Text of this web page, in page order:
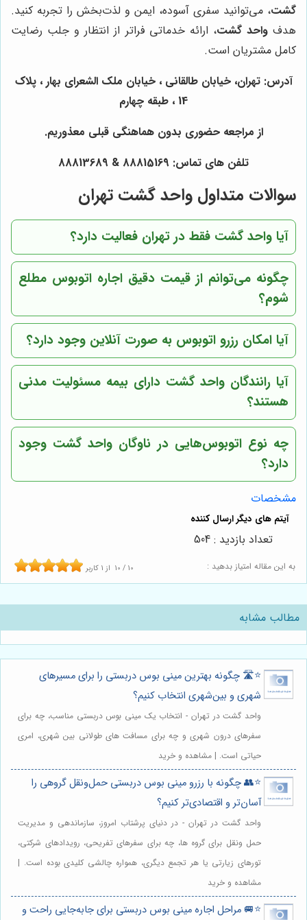
گشت، می‌توانید سفری آسوده، ایمن و لذت‌بخش را تجربه کنید.
هدفواحد گشت، ارائه خدماتی فراتر از انتظار و جلب رضایت
کامل مشتریان است.
آدرس: تهران، خیابان طالقانی ، خیابان ملک الشعرای بهار ، پلاک
14 ، طبقه چهارم
از مراجعه حضوری بدون هماهنگی قبلی معذوریم.
تلفن های تماس: 88815169 & 88813689
سوالات متداول واحد گشت تهران
آیا واحد گشت فقط در تهران فعالیت دارد؟
چگونه می‌توانم از قیمت دقیق اجاره اتوبوس مطلع
شوم؟
آیا امکان رزرو اتوبوس به صورت آنلاین وجود دارد؟
آیا رانندگان واحد گشت دارای بیمه مسئولیت مدنی
هستند؟
چه نوع اتوبوس‌هایی در ناوگان واحد گشت وجود
دارد؟
مشخصات
به این مقاله امتیاز بدهید : 10 / 10 از 1 کاربر
تعداد بازدید : 504
مطالب مشابه
⭐️🛣️ چگونه بهترین مینی بوس دربستی را برای مسیرهای
شهری و بین‌شهری انتخاب کنیم؟
واحد گشت در تهران - انتخاب یک مینی بوس دربستی مناسب، چه برای
سفرهای درون شهری و چه برای مسافت های طولانی بین شهری، امری
حیاتی است. | مشاهده و خرید
⭐️👥 چگونه با رزرو مینی بوس دربستی حمل‌ونقل گروهی را
آسان‌تر و اقتصادی‌تر کنیم؟
واحد گشت در تهران - در دنیای پرشتاب امروز، سازماندهی و مدیریت
حمل ونقل برای گروه ها، چه برای سفرهای تفریحی، رویدادهای شرکتی،
تورهای زیارتی یا هر تجمع دیگری، همواره چالشی کلیدی بوده است. |
مشاهده و خرید
⭐️🚐 مراحل اجاره مینی بوس دربستی برای جابه‌جایی راحت و